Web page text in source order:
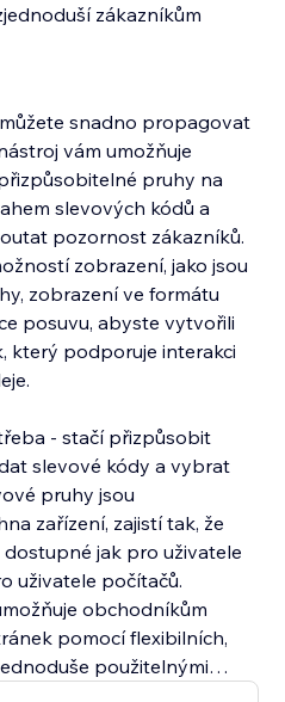
zákazníkům
snadno propagovat
vám umožňuje
pruhy na
slevových kódů a
pozornost zákazníků.
zobrazení, jako jsou
zobrazení ve formátu
posuvu, abyste vytvořili
který podporuje interakci
- stačí přizpůsobit
slevové kódy a vybrat
pruhy jsou
zařízení, zajistí tak, že
jak pro uživatele
uživatele počítačů.
obchodníkům
pomocí flexibilních,
použitelnými